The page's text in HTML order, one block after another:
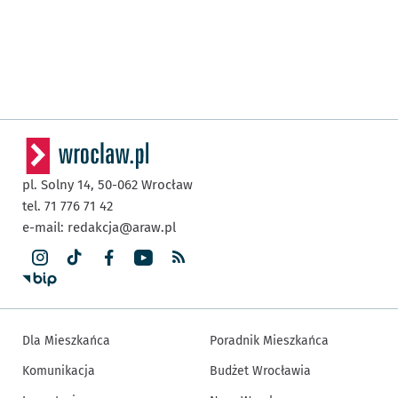
pl. Solny 14, 50-062 Wrocław
tel. 71 776 71 42
e-mail: redakcja@araw.pl
Dla Mieszkańca
Komunikacja
Poradnik Mieszkańca
Budżet Wrocławia